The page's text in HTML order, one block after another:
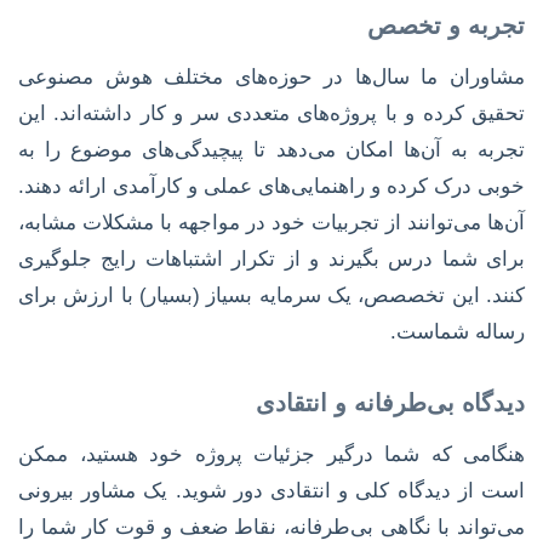
تجربه و تخصص
مشاوران ما سال‌ها در حوزه‌های مختلف هوش مصنوعی
تحقیق کرده و با پروژه‌های متعددی سر و کار داشته‌اند. این
تجربه به آن‌ها امکان می‌دهد تا پیچیدگی‌های موضوع را به
خوبی درک کرده و راهنمایی‌های عملی و کارآمدی ارائه دهند.
آن‌ها می‌توانند از تجربیات خود در مواجهه با مشکلات مشابه،
برای شما درس بگیرند و از تکرار اشتباهات رایج جلوگیری
کنند. این تخصصص، یک سرمایه بسیاز (بسیار) با ارزش برای
رساله شماست.
دیدگاه بی‌طرفانه و انتقادی
هنگامی که شما درگیر جزئیات پروژه خود هستید، ممکن
است از دیدگاه کلی و انتقادی دور شوید. یک مشاور بیرونی
می‌تواند با نگاهی بی‌طرفانه، نقاط ضعف و قوت کار شما را